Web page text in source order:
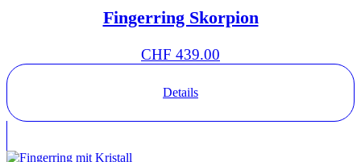
Fingerring Skorpion
CHF 439.00
Details